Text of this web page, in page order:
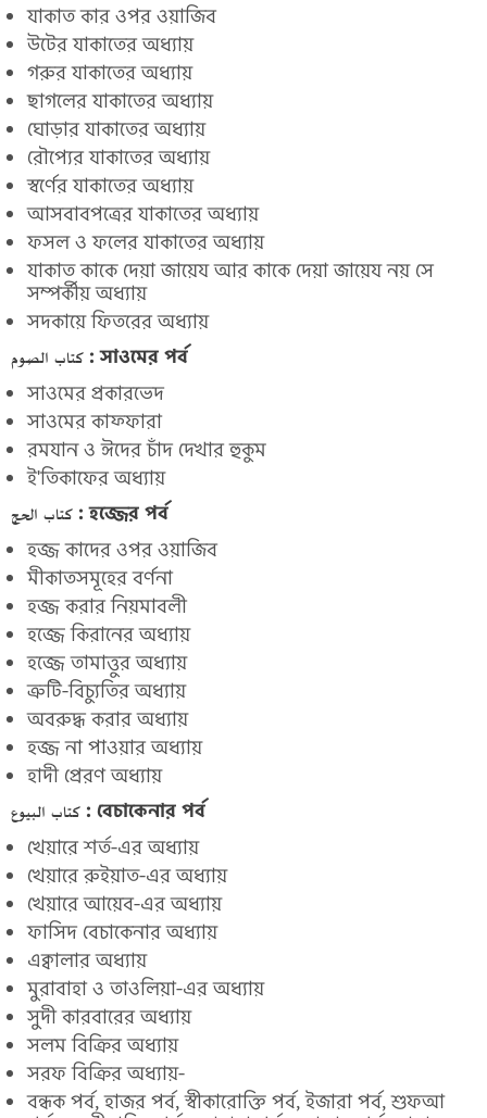
যাকাত কার ওপর ওয়াজিব
উটের যাকাতের অধ্যায়
গরুর যাকাতের অধ্যায়
ছাগলের যাকাতের অধ্যায়
ঘোড়ার যাকাতের অধ্যায়
রৌপ্যের যাকাতের অধ্যায়
স্বর্ণের যাকাতের অধ্যায়
আসবাবপত্রের যাকাতের অধ্যায়
ফসল ও ফলের যাকাতের অধ্যায়
যাকাত কাকে দেয়া জায়েয আর কাকে দেয়া জায়েয নয় সে
সম্পৰ্কীয় অধ্যায়
সদকায়ে ফিতরের অধ্যায়
كتاب الصوم : সাওমের পর্ব
সাওমের প্রকারভেদ
সাওমের কাফ্ফারা
রমযান ও ঈদের চাঁদ দেখার হুকুম
ই'তিকাফের অধ্যায়
كتاب الحج : হজ্জের পর্ব
হজ্জ কাদের ওপর ওয়াজিব
মীকাতসমূহের বর্ণনা
হজ্জ করার নিয়মাবলী
হজ্জে কিরানের অধ্যায়
হজ্জে তামাত্তুর অধ্যায়
ত্রুটি-বিচ্যুতির অধ্যায়
অবরুদ্ধ করার অধ্যায়
হজ্জ না পাওয়ার অধ্যায়
হাদী প্রেরণ অধ্যায়
كتاب البيوع : বেচাকেনার পর্ব
খেয়ারে শর্ত-এর অধ্যায়
খেয়ারে রুইয়াত-এর অধ্যায়
খেয়ারে আয়েব-এর অধ্যায়
ফাসিদ বেচাকেনার অধ্যায়
এক্বালার অধ্যায়
মুরাবাহা ও তাওলিয়া-এর অধ্যায়
সুদী কারবারের অধ্যায়
সলম বিক্রির অধ্যায়
সরফ বিক্রির অধ্যায়-
বন্ধক পর্ব, হাজর পর্ব, স্বীকারোক্তি পর্ব, ইজারা পর্ব, শুফআ